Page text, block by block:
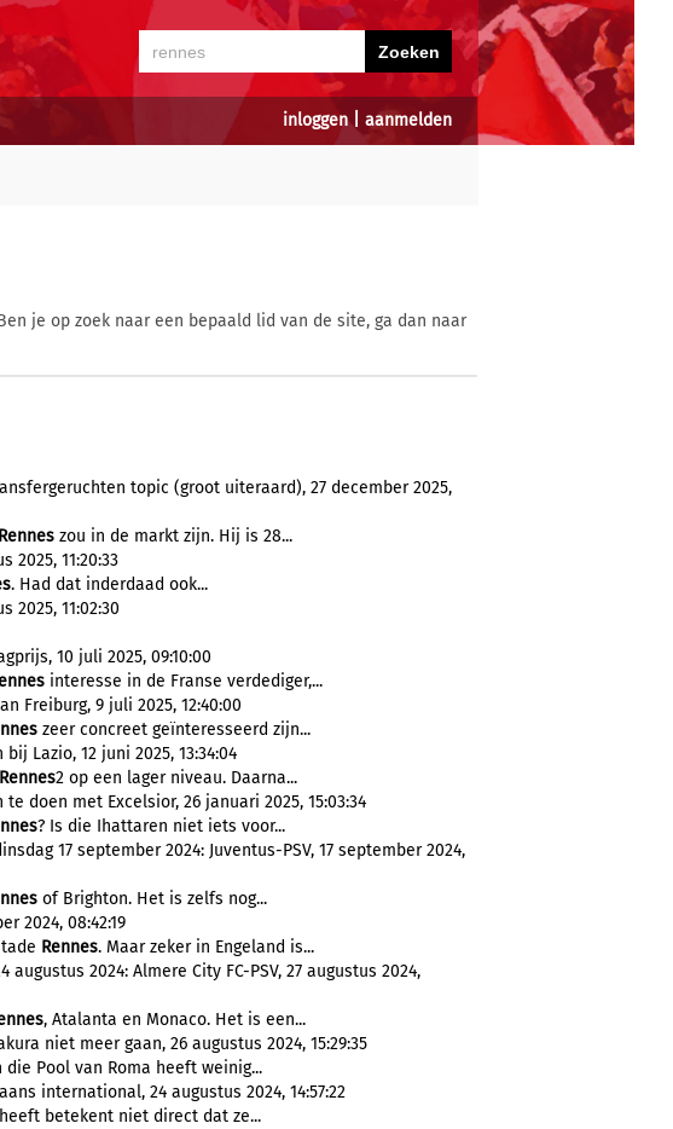
inloggen| aanmelden
je op zoek naar een bepaald lid van de site, ga dan naar
topic (groot uiteraard), 27 december 2025,
Rennes zou in de markt zijn. Hij is 28...
2025, 11:20:33
. Had dat inderdaad ook...
2025, 11:02:30
10 juli 2025, 09:10:00
interesse in de Franse verdediger,...
Freiburg, 9 juli 2025, 12:40:00
zeer concreet geïnteresseerd zijn...
Lazio, 12 juni 2025, 13:34:04
Rennes2 op een lager niveau. Daarna...
doen met Excelsior, 26 januari 2025, 15:03:34
? Is die Ihattaren niet iets voor...
17 september 2024: Juventus-PSV, 17 september 2024,
of Brighton. Het is zelfs nog...
2024, 08:42:19
Rennes. Maar zeker in Engeland is...
2024: Almere City FC-PSV, 27 augustus 2024,
, Atalanta en Monaco. Het is een...
niet meer gaan, 26 augustus 2024, 15:29:35
die Pool van Roma heeft weinig...
international, 24 augustus 2024, 14:57:22
betekent niet direct dat ze...